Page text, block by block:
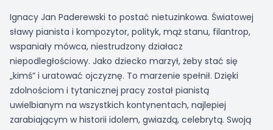
Ignacy Jan Paderewski to postać nietuzinkowa. Światowej
sławy pianista i kompozytor, polityk, mąż stanu, filantrop,
wspaniały mówca, niestrudzony działacz
niepodległościowy. Jako dziecko marzył, żeby stać się
„kimś” i uratować ojczyznę. To marzenie spełnił. Dzięki
zdolnościom i tytanicznej pracy został pianistą
uwielbianym na wszystkich kontynentach, najlepiej
zarabiającym w historii idolem, gwiazdą, celebrytą. Swoją